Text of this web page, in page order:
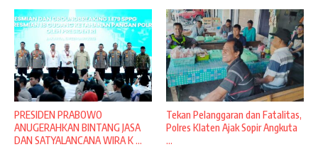
PRESIDEN PRABOWO
ANUGERAHKAN BINTANG JASA
DAN SATYALANCANA WIRA K ...
Tekan Pelanggaran dan Fatalitas,
Polres Klaten Ajak Sopir Angkuta
...